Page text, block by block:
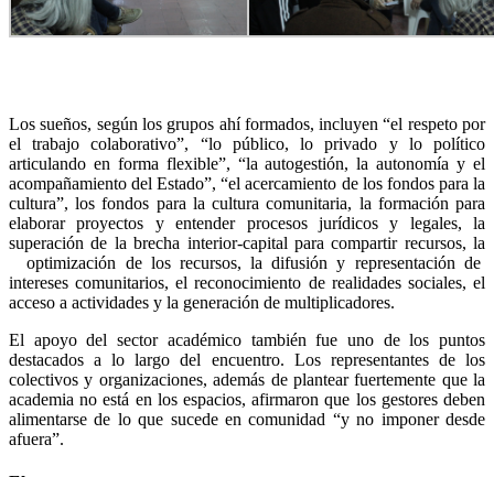
Los sueños, según los grupos ahí formados, incluyen “el respeto por
el trabajo colaborativo”, “lo público, lo privado y lo político
articulando en forma flexible”, “la autogestión, la autonomía y el
acompañamiento del Estado”, “el acercamiento de los fondos para la
cultura”, los fondos para la cultura comunitaria, la formación para
elaborar proyectos y entender procesos jurídicos y legales, la
superación de la brecha interior-capital para compartir recursos, la
optimización de los recursos, la difusión y representación de
intereses comunitarios, el reconocimiento de realidades sociales, el
acceso a actividades y la generación de multiplicadores.
El apoyo del sector académico también fue uno de los puntos
destacados a lo largo del encuentro. Los representantes de los
colectivos y organizaciones, además de plantear fuertemente que la
academia no está en los espacios, afirmaron que los gestores deben
alimentarse de lo que sucede en comunidad “y no imponer desde
afuera”.